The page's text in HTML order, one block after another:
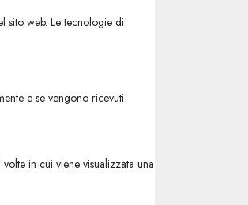
web. Le tecnologie di
e se vengono ricevuti
in cui viene visualizzata una